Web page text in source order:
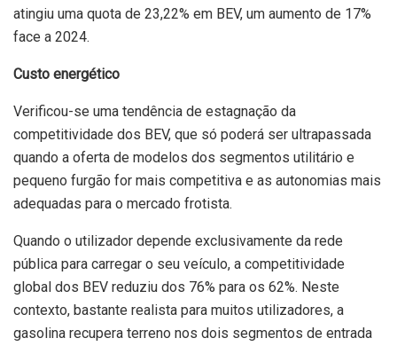
atingiu uma quota de 23,22% em BEV, um aumento de 17%
face a 2024.
Custo energético
Verificou-se uma tendência de estagnação da
competitividade dos BEV, que só poderá ser ultrapassada
quando a oferta de modelos dos segmentos utilitário e
pequeno furgão for mais competitiva e as autonomias mais
adequadas para o mercado frotista.
Quando o utilizador depende exclusivamente da rede
pública para carregar o seu veículo, a competitividade
global dos BEV reduziu dos 76% para os 62%. Neste
contexto, bastante realista para muitos utilizadores, a
gasolina recupera terreno nos dois segmentos de entrada